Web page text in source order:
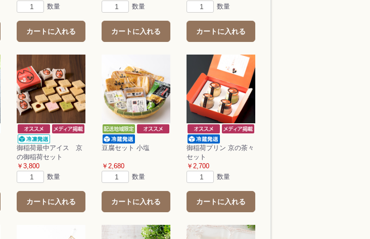
数量
カートに入れる
数量
カートに入れる
数量
カートに入れる
御稲荷最中アイス 京
の御稲荷セット
￥3,800
数量
カートに入れる
豆腐セット 小塩
￥2,680
数量
カートに入れる
御稲荷プリン 京の茶々
セット
￥2,700
数量
カートに入れる